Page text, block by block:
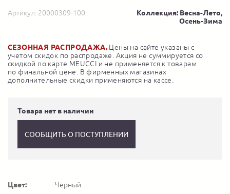
Артикул: 20000309-100
Коллекция: Весна-Лето,
Осень-Зима
СЕЗОННАЯ РАСПРОДАЖА. Цены на сайте указаны с
учетом скидок по распродаже. Акция не суммируется со
скидкой по карте MEUCCI и не применяется к товарам
по финальной цене. В фирменных магазинах
дополнительные скидки применяются на кассе.
Товара нет в наличии
СООБЩИТЬ О ПОСТУПЛЕНИИ
Цвет:
Черный